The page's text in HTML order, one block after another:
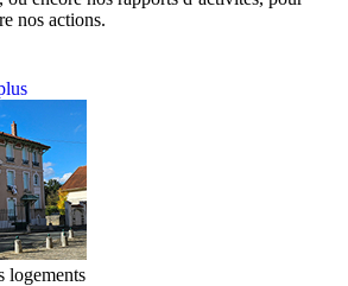
nos actions.
logements